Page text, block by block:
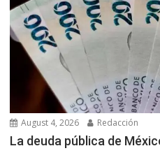
August 4, 2026 Redacción
La deuda pública de